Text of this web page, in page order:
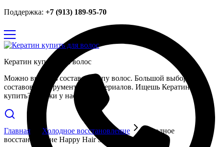
Поддержка: +7 (913) 189-95-70
Кератин купить для волос
Можно выбрать состав по типу волос. Большой выбор
составов, инструментов и материалов. Ищешь Кератин
купить? Закажи у нас.
Главная Холодное восстановление
Холодное
восстановление Happy Hair SOS Treatment 220 мл